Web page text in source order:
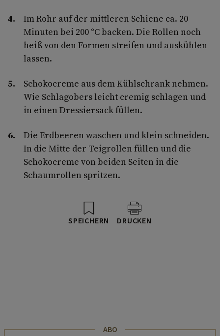
Im Rohr auf der mittleren Schiene ca. 20
Minuten bei 200 °C backen. Die Rollen noch
heiß von den Formen streifen und auskühlen
lassen.
Schokocreme aus dem Kühlschrank nehmen.
Wie Schlagobers leicht cremig schlagen und
in einen Dressiersack füllen.
Die Erdbeeren waschen und klein schneiden.
In die Mitte der Teigrollen füllen und die
Schokocreme von beiden Seiten in die
Schaumrollen spritzen.
SPEICHERN DRUCKEN
ABO